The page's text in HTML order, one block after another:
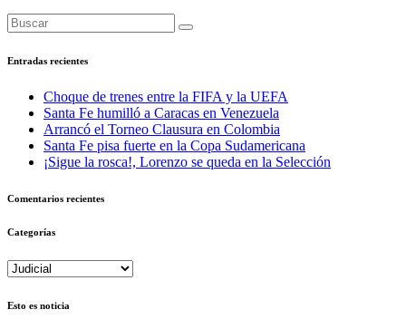
Entradas recientes
Choque de trenes entre la FIFA y la UEFA
Santa Fe humilló a Caracas en Venezuela
Arrancó el Torneo Clausura en Colombia
Santa Fe pisa fuerte en la Copa Sudamericana
¡Sigue la rosca!, Lorenzo se queda en la Selección
Comentarios recientes
Categorías
Categorías
Esto es noticia